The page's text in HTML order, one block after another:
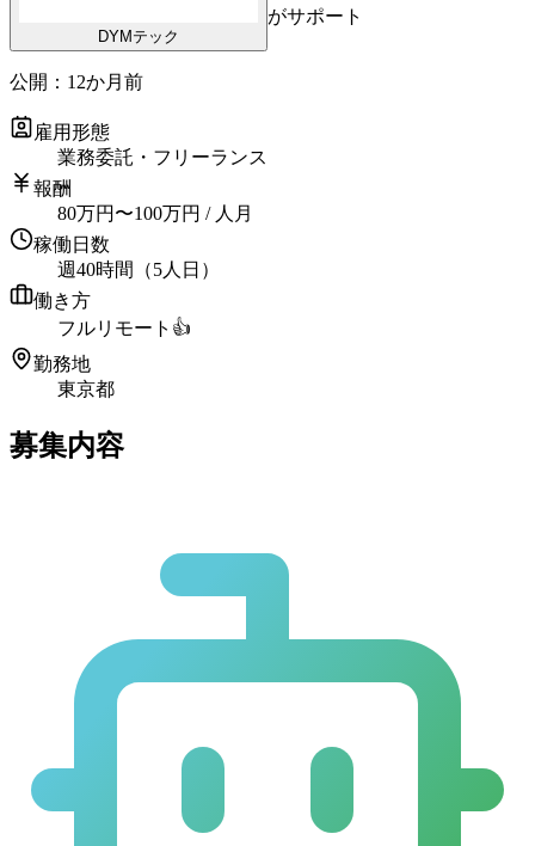
DYMテック
がサポート
公開： 12か月前
雇用形態
業務委託・フリーランス
報酬
80万円 〜100万円 / 人月
稼働日数
週40時間（5人日）
働き方
フルリモート 👍
勤務地
東京都
募集内容